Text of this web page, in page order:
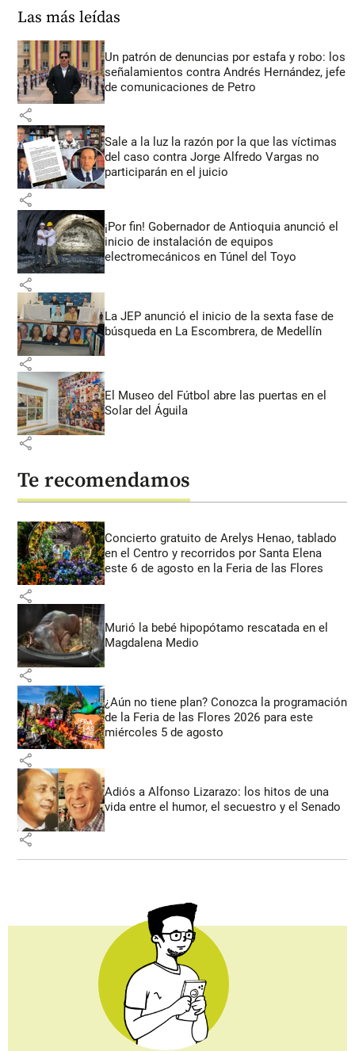
Las más leídas
Un patrón de denuncias por estafa y robo: los
señalamientos contra Andrés Hernández, jefe
de comunicaciones de Petro
share
Sale a la luz la razón por la que las víctimas
del caso contra Jorge Alfredo Vargas no
participarán en el juicio
share
¡Por fin! Gobernador de Antioquia anunció el
inicio de instalación de equipos
electromecánicos en Túnel del Toyo
share
La JEP anunció el inicio de la sexta fase de
búsqueda en La Escombrera, de Medellín
share
El Museo del Fútbol abre las puertas en el
Solar del Águila
share
Te recomendamos
Concierto gratuito de Arelys Henao, tablado
en el Centro y recorridos por Santa Elena
este 6 de agosto en la Feria de las Flores
share
Murió la bebé hipopótamo rescatada en el
Magdalena Medio
share
¿Aún no tiene plan? Conozca la programación
de la Feria de las Flores 2026 para este
miércoles 5 de agosto
share
Adiós a Alfonso Lizarazo: los hitos de una
vida entre el humor, el secuestro y el Senado
share